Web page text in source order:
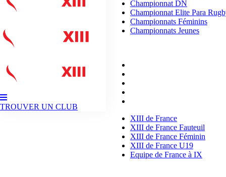
TROUVER UN CLUB
Championnat DN
Championnat Elite Para
Championnats Féminins
Championnats Jeunes
XIII de France
XIII de France Fauteuil
XIII de France Féminin
XIII de France U19
Equipe de France à IX